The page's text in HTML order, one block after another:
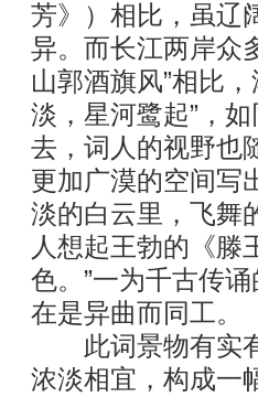
芳》）相比，虽辽
异。而长江两岸众
山郭酒旗风”相比
淡，星河鹭起”，
去，词人的视野也
更加广漠的空间写
淡的白云里，飞舞
人想起王勃的《滕
色。”一为千古传
在是异曲而同工。
此词景物有实有
浓淡相宜，构成一